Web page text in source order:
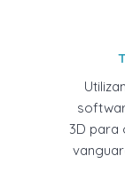
3D para